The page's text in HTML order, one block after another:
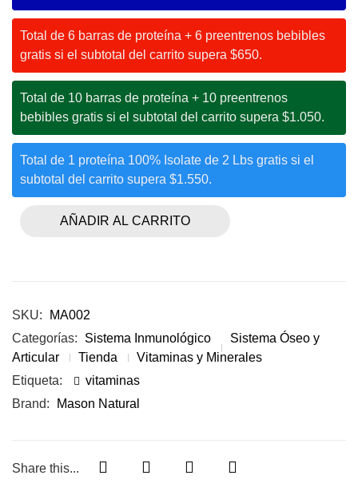
Total de 6 barras de proteína + 6 preentrenos bebibles
gratis si el subtotal del carrito supera $650.
Total de 10 barras de proteína + 10 preentrenos
bebibles gratis si el subtotal del carrito supera $1.050.
Total de 1 proteína 100% Isolate de 2 Lbs gratis si el
subtotal del carrito supera $1.550.
AÑADIR AL CARRITO
SKU:
MA002
Categorías:
Sistema Inmunológico
Sistema Óseo y
Articular
Tienda
Vitaminas y Minerales
Etiqueta:
vitaminas
Brand:
Mason Natural
Share this...